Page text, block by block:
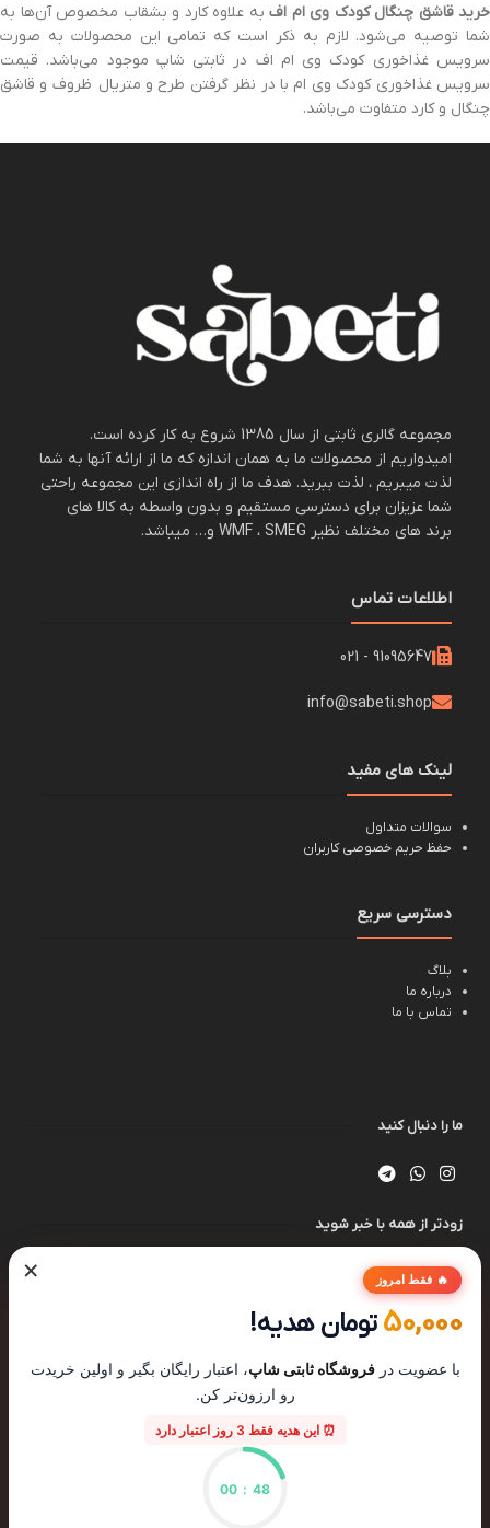
خرید قاشق چنگال کودک وی ام اف به علاوه کارد و بشقاب مخصوص آن‌ها به
شما توصیه می‌شود. لازم به ذکر است که تمامی این محصولات به صورت
سرویس غذاخوری کودک وی ام اف در ثابتی شاپ موجود می‌باشد. قیمت
سرویس غذاخوری کودک وی ام با در نظر گرفتن طرح و متریال ظروف و قاشق
چنگال و کارد متفاوت می‌باشد.
مجموعه گالری ثابتی از سال 1385 شروع به کار کرده است.
امیدواریم از محصولات ما به همان اندازه که ما از ارائه آنها به شما
لذت میبریم ، لذت ببرید. هدف ما از راه اندازی این مجموعه راحتی
شما عزیزان برای دسترسی مستقیم و بدون واسطه به کالا های
برند های مختلف نظیر WMF ، SMEG و… میباشد.
اطلاعات تماس
91095647 - 021
info@sabeti.shop
لینک های مفید
سوالات متداول
حفظ حریم خصوصی کاربران
دسترسی سریع
بلاگ
درباره ما
تماس با ما
ما را دنبال کنید
زودتر از همه با خبر شوید
× 🔥 فقط امروز
50,000تومان هدیه!
با عضویت درفروشگاه ثابتی شاپ، اعتبار رایگان بگیر و اولین خریدت
رو ارزون‌تر کن.
⏰ این هدیه فقط 3 روز اعتبار دارد
47
:
00